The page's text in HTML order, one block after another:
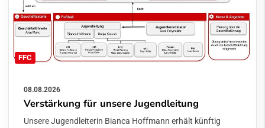
FFC
08.08.2026
Verstärkung für unsere Jugendleitung
Unsere Jugendleiterin Bianca Hoffmann erhält künftig